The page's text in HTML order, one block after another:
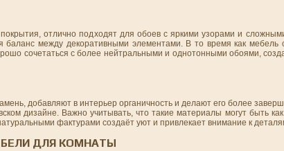
отлично подходят для обоев с яркими узорами и
баланс между декоративными элементами. В то время как
сочетаться с более нейтральными и однотонными обоями,
добавляют в интерьер органичность и делают его более
дизайне. Важно учитывать, что такие материалы могут быть
фактурами создаёт уют и привлекает внимание к
ДЛЯ КОМНАТЫ